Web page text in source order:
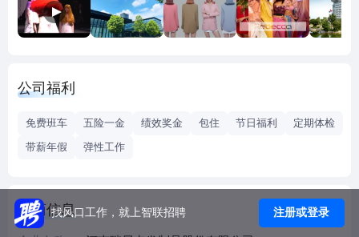
研制、开发、生产、销售于一体的发制品专业公司，是国家
高新技术企业，也是发制品国家标准主要起草编制单位。公
洲、非洲的多个国家和地区。
发展”的企业精神，积极实施“人才、科技、品牌”三大战略，
以“创新、创造、实现客户梦想”为使命，以技术进步和提高全
员素质为动力，以产品结构调整和产品升级为主线，加大技
公司福利
免费班车 五险一金 绩效奖金 包住 节日福利
定期体检
带薪年假
弹性工作
工商信息找风口工作，就上智联招聘 注册或登录